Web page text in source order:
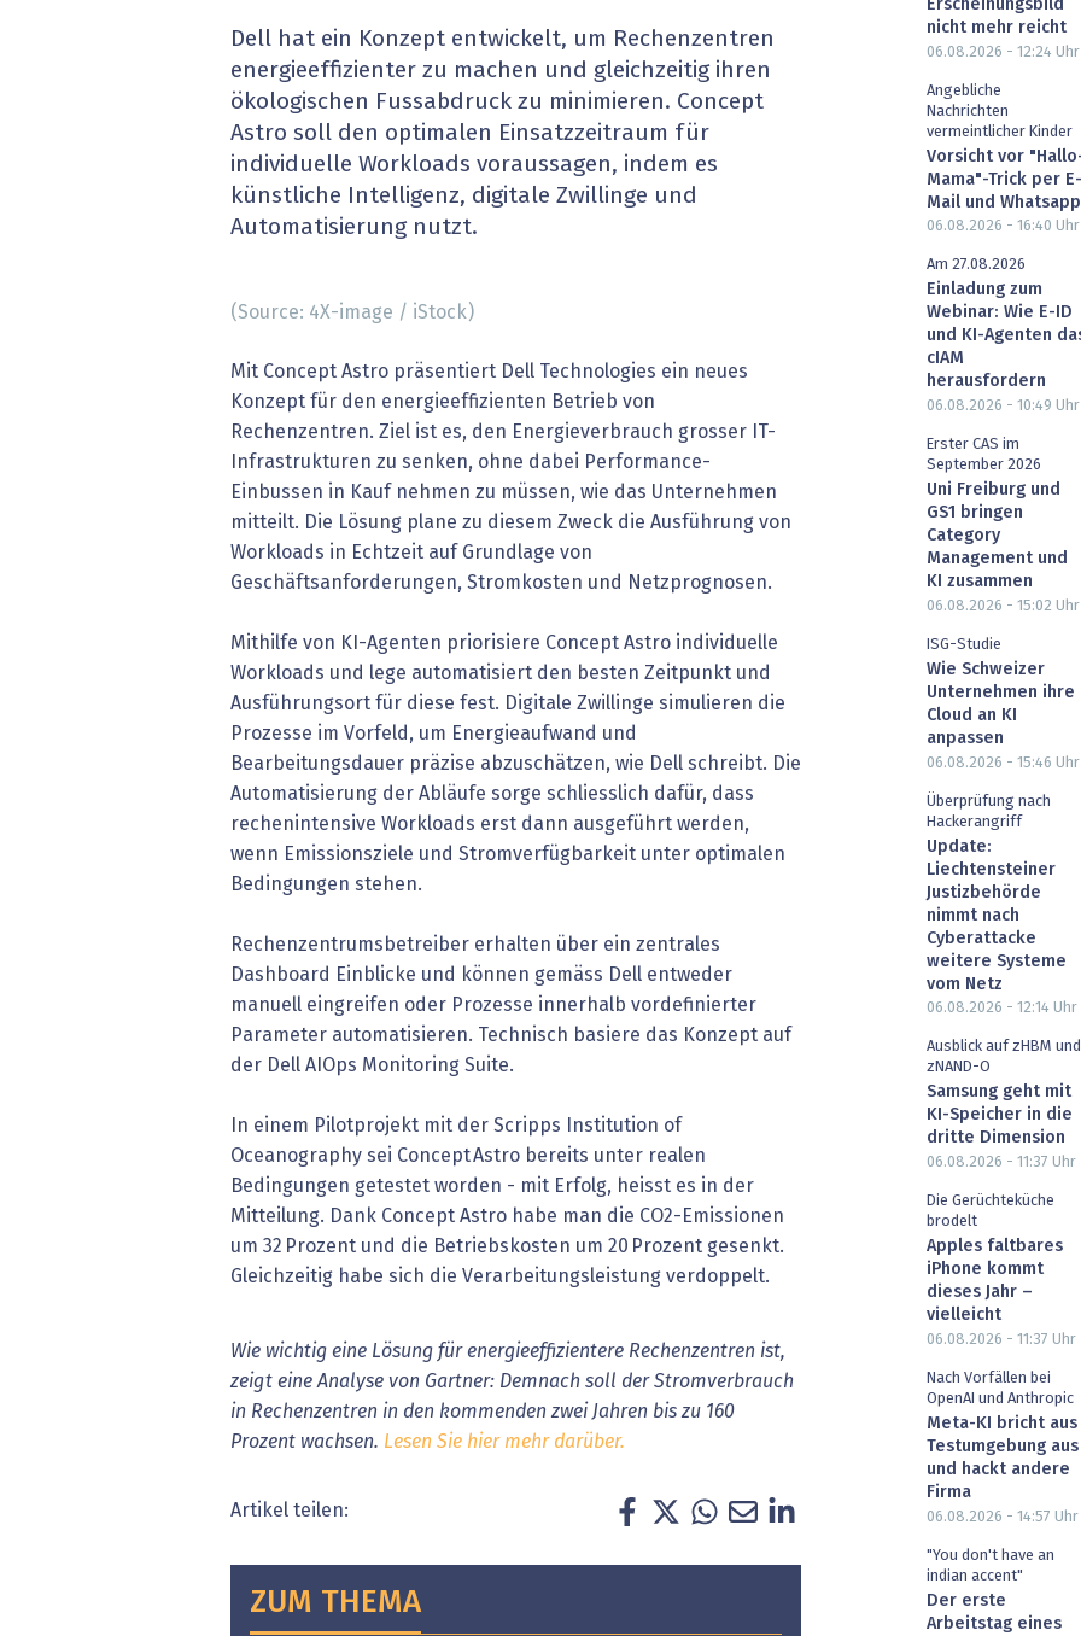
» alle News Gesundheit wird digital
EU-DSGVO
XaaS, Managed Services & Co.
IT for Health
Artificial Intelligence
Fintech & Insurtech
Professional AV & Digital Signage
Dell hat ein Konzept entwickelt, um Rechenzentren
energieeffizienter zu machen und gleichzeitig ihren
ökologischen Fussabdruck zu minimieren. Concept
Astro soll den optimalen Einsatzzeitraum für
individuelle Workloads voraussagen, indem es
künstliche Intelligenz, digitale Zwillinge und
Automatisierung nutzt.
(Source: 4X-image / iStock)
Mit Concept Astro präsentiert Dell Technologies ein neues
Konzept für den energieeffizienten Betrieb von
Rechenzentren. Ziel ist es, den Energieverbrauch grosser IT-
Infrastrukturen zu senken, ohne dabei Performance-
Einbussen in Kauf nehmen zu müssen, wie das Unternehmen
mitteilt. Die Lösung plane zu diesem Zweck die Ausführung von
Workloads in Echtzeit auf Grundlage von
Geschäftsanforderungen, Stromkosten und Netzprognosen.
Mithilfe von KI-Agenten priorisiere Concept Astro individuelle
Workloads und lege automatisiert den besten Zeitpunkt und
Ausführungsort für diese fest. Digitale Zwillinge simulieren die
Prozesse im Vorfeld, um Energieaufwand und
Bearbeitungsdauer präzise abzuschätzen, wie Dell schreibt. Die
Automatisierung der Abläufe sorge schliesslich dafür, dass
rechenintensive Workloads erst dann ausgeführt werden,
wenn Emissionsziele und Stromverfügbarkeit unter optimalen
Bedingungen stehen.
Rechenzentrumsbetreiber erhalten über ein zentrales
Dashboard Einblicke und können gemäss Dell entweder
manuell eingreifen oder Prozesse innerhalb vordefinierter
Parameter automatisieren. Technisch basiere das Konzept auf
der Dell AIOps Monitoring Suite.
In einem Pilotprojekt mit der Scripps Institution of
Oceanography sei Concept Astro bereits unter realen
Bedingungen getestet worden - mit Erfolg, heisst es in der
Mitteilung. Dank Concept Astro habe man die CO2-Emissionen
um 32 Prozent und die Betriebskosten um 20 Prozent gesenkt.
Gleichzeitig habe sich die Verarbeitungsleistung verdoppelt.
Wie wichtig eine Lösung für energieeffizientere Rechenzentren ist,
zeigt eine Analyse von Gartner: Demnach soll der Stromverbrauch
in Rechenzentren in den kommenden zwei Jahren bis zu 160
Prozent wachsen. Lesen Sie hier mehr darüber.
Artikel teilen:
ZUM THEMA
Erscheinungsbild
nicht mehr reicht
06.08.2026 - 12:24 Uhr
Angebliche
Nachrichten
vermeintlicher Kinder
Vorsicht vor
Mama"-Trick per E-
Mail und Whatsapp
06.08.2026 - 16:40 Uhr
Am 27.08.2026
Einladung zum
Webinar: Wie E-ID
und KI-Agenten
cIAM
herausfordern
06.08.2026 - 10:49 Uhr
Erster CAS im
September 2026
Uni Freiburg und
GS1 bringen
Category
Management und
KI zusammen
06.08.2026 - 15:02 Uhr
ISG-Studie
Wie Schweizer
Unternehmen ihre
Cloud an KI
anpassen
06.08.2026 - 15:46 Uhr
Überprüfung nach
Hackerangriff
Update:
Liechtensteiner
Justizbehörde
nimmt nach
Cyberattacke
weitere Systeme
vom Netz
06.08.2026 - 12:14 Uhr
Ausblick auf zHBM und
zNAND-O
Samsung geht mit
KI-Speicher in die
dritte Dimension
06.08.2026 - 11:37 Uhr
Die Gerüchteküche
brodelt
Apples faltbares
iPhone kommt
dieses Jahr –
vielleicht
06.08.2026 - 11:37 Uhr
Nach Vorfällen bei
OpenAI und Anthropic
Meta-KI bricht aus
Testumgebung aus
und hackt andere
Firma
06.08.2026 - 14:57 Uhr
"You don't have an
indian accent"
Der erste
Arbeitstag eines